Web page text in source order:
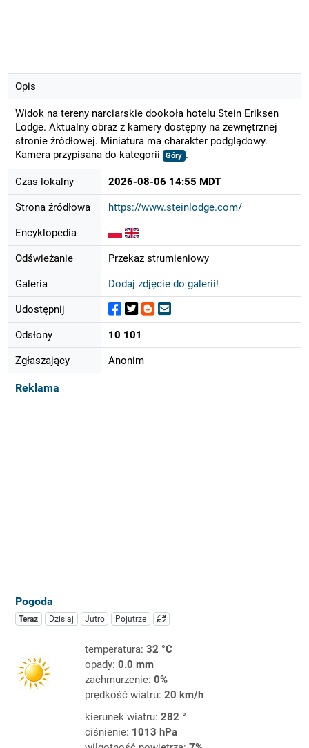
Opis
Widok na tereny narciarskie dookoła hotelu Stein Eriksen
Lodge. Aktualny obraz z kamery dostępny na zewnętrznej
stronie źródłowej. Miniatura ma charakter podglądowy.
Kamera przypisana do kategorii
Góry .
Czas lokalny 2026-08-06 14:55 MDT
Strona źródłowa https://www.steinlodge.com/
Encyklopedia
Odświeżanie Przekaz strumieniowy
Galeria Dodaj zdjęcie do galerii!
Udostępnij
Odsłony 10 101
Zgłaszający Anonim
Reklama
Pogoda
Teraz Dzisiaj Jutro Pojutrze
temperatura: 32 °C
opady: 0.0 mm
zachmurzenie: 0%
prędkość wiatru: 20 km/h
kierunek wiatru: 282 °
ciśnienie: 1013 hPa